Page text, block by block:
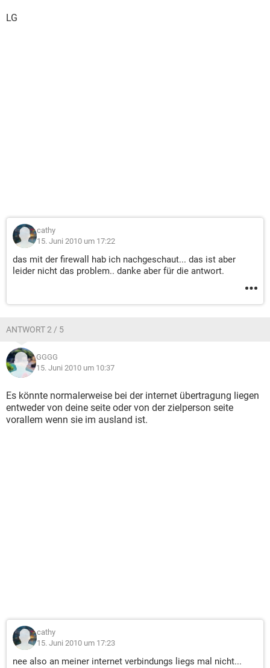
LG
cathy
15. Juni 2010 um 17:22
das mit der firewall hab ich nachgeschaut... das ist aber
leider nicht das problem.. danke aber für die antwort.
ANTWORT 2 / 5
GGGG
15. Juni 2010 um 10:37
Es könnte normalerweise bei der internet übertragung liegen
entweder von deine seite oder von der zielperson seite
vorallem wenn sie im ausland ist.
cathy
15. Juni 2010 um 17:23
nee also an meiner internet verbindungs liegs mal nicht...